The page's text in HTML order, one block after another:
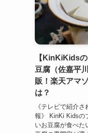
【KinKiKids
豆腐（佐嘉平
販！楽天アマ
は？
《テレビで紹介
報》 KinKi Kidsの
いお豆腐が食べた